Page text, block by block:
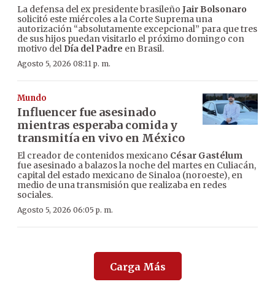
La defensa del ex presidente brasileño Jair Bolsonaro
solicitó este miércoles a la Corte Suprema una
autorización “absolutamente excepcional” para que tres
de sus hijos puedan visitarlo el próximo domingo con
motivo del Día del Padre en Brasil.
Agosto 5, 2026 08:11 p. m.
Mundo
Influencer fue asesinado
mientras esperaba comida y
transmitía en vivo en México
El creador de contenidos mexicano César Gastélum
fue asesinado a balazos la noche del martes en Culiacán,
capital del estado mexicano de Sinaloa (noroeste), en
medio de una transmisión que realizaba en redes
sociales.
Agosto 5, 2026 06:05 p. m.
Carga Más